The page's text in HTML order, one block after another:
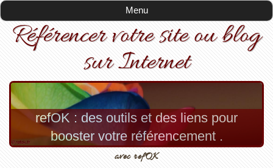
Menu
Référencer votre site ou blog
sur Internet
refOK : des outils et des liens pour
booster votre référencement .
avec refOK